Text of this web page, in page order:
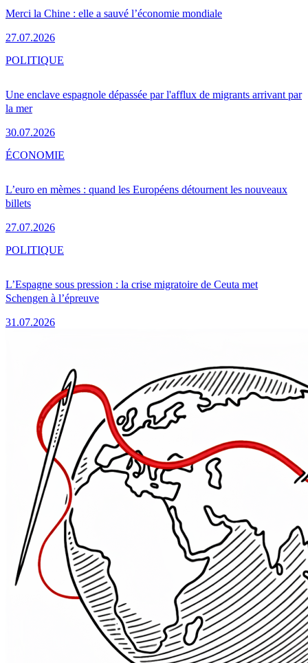
Merci la Chine : elle a sauvé l’économie mondiale
27.07.2026
Une enclave espagnole dépassée par l'afflux de migrants arrivant par
la mer
30.07.2026
POLITIQUE
L’euro en mèmes : quand les Européens détournent les nouveaux
billets
27.07.2026
ÉCONOMIE
L’Espagne sous pression : la crise migratoire de Ceuta met
Schengen à l’épreuve
31.07.2026
POLITIQUE